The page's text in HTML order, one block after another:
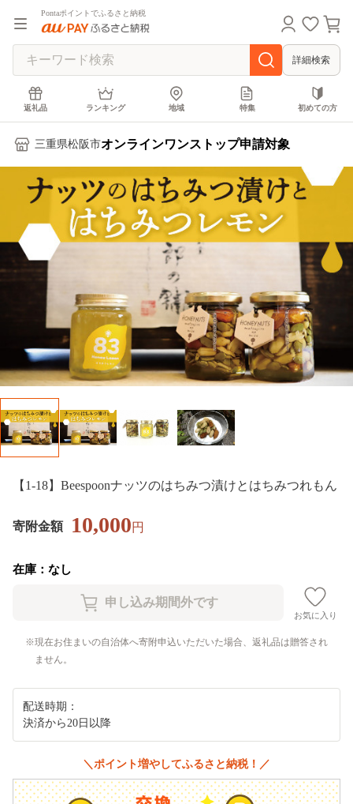
Pontaポイントでふるさと納税
詳細検索
返礼品 ランキング 地域 特集 初めての方
三重県松阪市オンラインワンストップ申請対象
【1-18】Beespoonナッツのはちみつ漬けとはちみつれもん
寄附金額 10,000円
在庫：なし
お気に入り
現在お住まいの自治体へ寄附申込いただいた場合、返礼品は贈答され
ません。
配送時期：
決済から20日以降
＼ポイント増やしてふるさと納税！／